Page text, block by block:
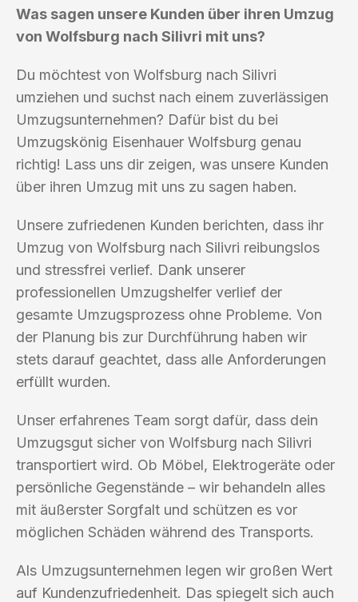
Was sagen unsere Kunden über ihren Umzug
von Wolfsburg nach Silivri mit uns?
Du möchtest von Wolfsburg nach Silivri
umziehen und suchst nach einem zuverlässigen
Umzugsunternehmen? Dafür bist du bei
Umzugskönig Eisenhauer Wolfsburg genau
richtig! Lass uns dir zeigen, was unsere Kunden
über ihren Umzug mit uns zu sagen haben.
Unsere zufriedenen Kunden berichten, dass ihr
Umzug von Wolfsburg nach Silivri reibungslos
und stressfrei verlief. Dank unserer
professionellen Umzugshelfer verlief der
gesamte Umzugsprozess ohne Probleme. Von
der Planung bis zur Durchführung haben wir
stets darauf geachtet, dass alle Anforderungen
erfüllt wurden.
Unser erfahrenes Team sorgt dafür, dass dein
Umzugsgut sicher von Wolfsburg nach Silivri
transportiert wird. Ob Möbel, Elektrogeräte oder
persönliche Gegenstände – wir behandeln alles
mit äußerster Sorgfalt und schützen es vor
möglichen Schäden während des Transports.
Als Umzugsunternehmen legen wir großen Wert
auf Kundenzufriedenheit. Das spiegelt sich auch